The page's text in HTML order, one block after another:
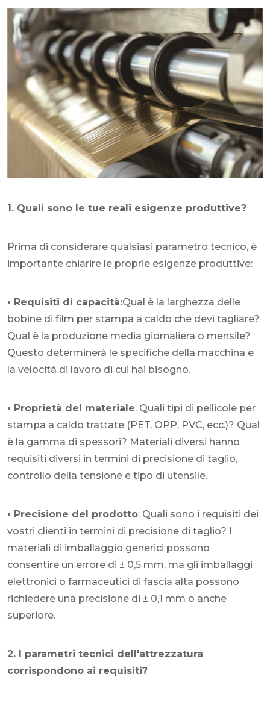
1. Quali sono le tue reali esigenze produttive?
Prima di considerare qualsiasi parametro tecnico, è
importante chiarire le proprie esigenze produttive:
• Requisiti di capacità:Qual è la larghezza delle
bobine di film per stampa a caldo che devi tagliare?
Qual è la produzione media giornaliera o mensile?
Questo determinerà le specifiche della macchina e
la velocità di lavoro di cui hai bisogno.
• Proprietà del materiale: Quali tipi di pellicole per
stampa a caldo trattate (PET, OPP, PVC, ecc.)? Qual
è la gamma di spessori? Materiali diversi hanno
requisiti diversi in termini di precisione di taglio,
controllo della tensione e tipo di utensile.
• Precisione del prodotto: Quali sono i requisiti dei
vostri clienti in termini di precisione di taglio? I
materiali di imballaggio generici possono
consentire un errore di ± 0,5 mm, ma gli imballaggi
elettronici o farmaceutici di fascia alta possono
richiedere una precisione di ± 0,1 mm o anche
superiore.
2. I parametri tecnici dell'attrezzatura
corrispondono ai requisiti?